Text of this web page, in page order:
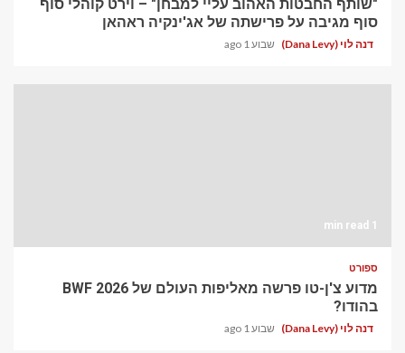
"שותף החבטות האהוב עליי למבחן" – וירט קוהלי סוף
סוף מגיבה על פרישתה של אג'ינקיה ראהאן
דנה לוי (Dana Levy) שבוע 1 ago
1 min read
ספורט
מדוע צ'ן-טו פרשה מאליפות העולם של BWF 2026
בהודו?
דנה לוי (Dana Levy) שבוע 1 ago